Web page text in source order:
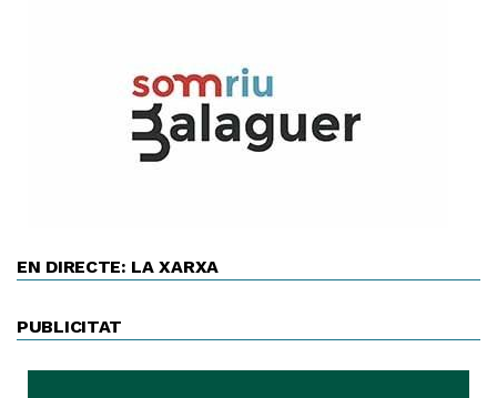
EN DIRECTE: LA XARXA
PUBLICITAT